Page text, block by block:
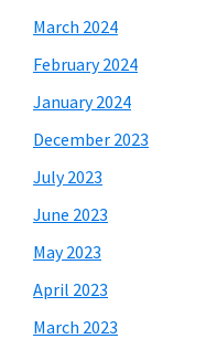
March 2024
February 2024
January 2024
December 2023
July 2023
June 2023
May 2023
April 2023
March 2023